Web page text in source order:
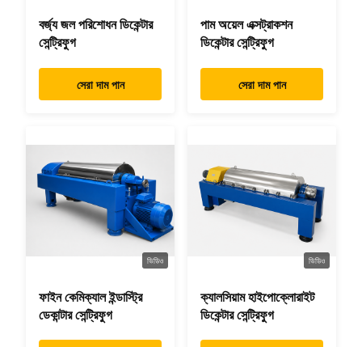
বর্জ্য জল পরিশোধন ডিকেন্টার
সেন্ট্রিফুগ
সেরা দাম পান
পাম অয়েল এক্সট্রাকশন
ডিকেন্টার সেন্ট্রিফুগ
সেরা দাম পান
ভিডিও
ফাইন কেমিক্যাল ইন্ডাস্ট্রি
ডেকান্টার সেন্ট্রিফুগ
ভিডিও
ক্যালসিয়াম হাইপোক্লোরাইট
ডিকেন্টার সেন্ট্রিফুগ